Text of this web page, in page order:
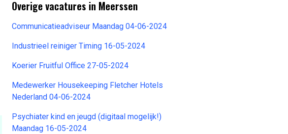
Overige vacatures in Meerssen
Communicatieadviseur Maandag 04-06-2024
Industrieel reiniger Timing 16-05-2024
Koerier Fruitful Office 27-05-2024
Medewerker Housekeeping Fletcher Hotels
Nederland 04-06-2024
Psychiater kind en jeugd (digitaal mogelijk!)
Maandag 16-05-2024